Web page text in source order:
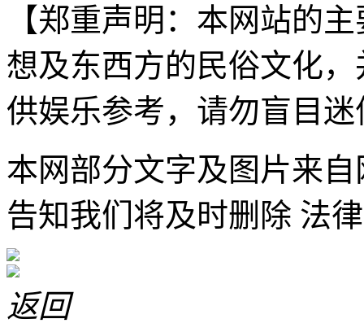
【郑重声明：本网站的
想及东西方的民俗文化
供娱乐参考，请勿盲目迷
本网部分文字及图片来
告知我们将及时删除 法
返回